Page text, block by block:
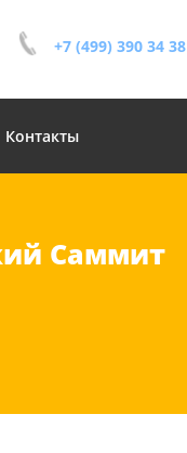
+7 (499) 390 34 38
Контакты
Cаммит